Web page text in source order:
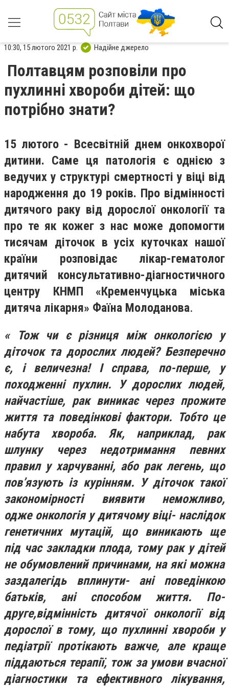
10:30, 15 лютого 2021 р. Надійне джерело
Полтавцям розповіли про
пухлинні хвороби дітей: що
потрібно знати?
15 лютого - Всесвітній днем онкохворої
дитини. Саме ця патологія є однією з
ведучих у структурі смертності у віці від
народження до 19 років. Про відмінності
дитячого раку від дорослої онкології та
про те як кожег з нас може допомогти
тисячам діточок в усіх куточках нашої
країни розповідає лікар-гематолог
дитячий консультативно-діагностичного
центру КНМП «Кременчуцька міська
дитяча лікарня» Фаїна Молоданова.
«
Тож чи є різниця між онкологією у
діточок та дорослих людей? Безперечно
є, і величезна! І справа, по-перше, у
походженні пухлин. У дорослих людей,
найчастіше, рак виникає через прожите
життя та поведінкові фактори. Тобто це
набута хвороба. Як, наприклад, рак
шлунку через недотримання певних
правил у харчуванні, або рак легень, що
пов’язують із курінням. У діточок такої
закономірності виявити неможливо,
одже онкологія у дитячому віці- наслідок
генетичних мутацій, що виникають ще
під час закладки плода, томурак у дітей
не обумовлений причинами, на які можна
заздалегідь вплинути- ані поведінкою
батьків, ані способомжиття. По-
друге,відмінність дитячої онкології від
дорослої в тому, що пухлинні хвороби у
педіатрії протікають важче, але краще
піддаються терапії, тож за умови вчасної
діагностики та ефективноголікування,